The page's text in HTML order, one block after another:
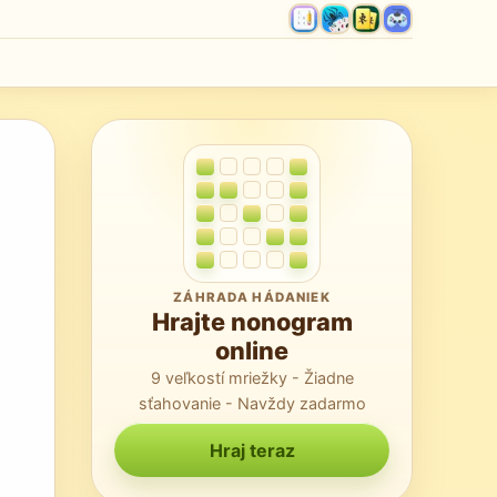
ZÁHRADA HÁDANIEK
Hrajte nonogram
online
9 veľkostí mriežky - Žiadne
sťahovanie - Navždy zadarmo
Hraj teraz